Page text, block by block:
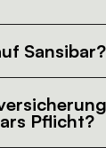
Sansibar?
Pflicht?